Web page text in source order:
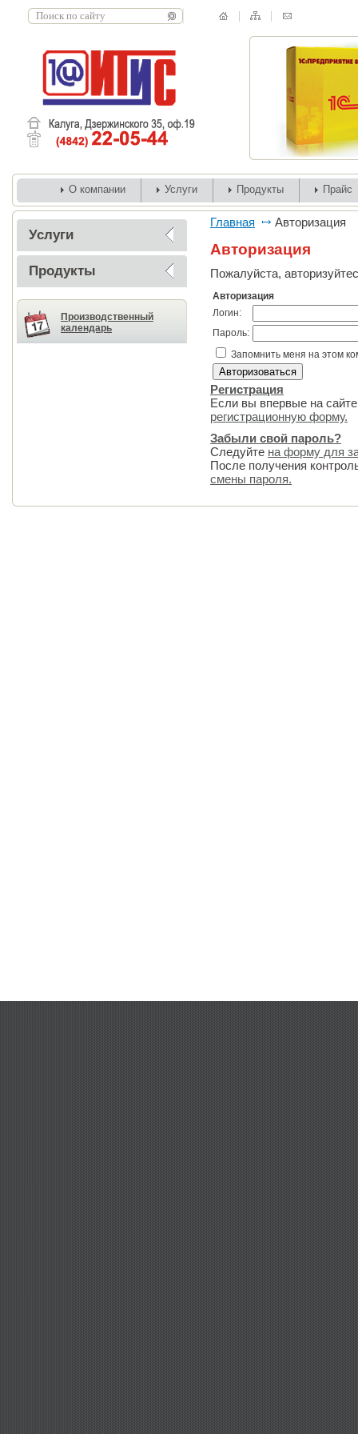
О компании Услуги Продукты Прайс
Услуги
Продукты
Производственный
календарь
Главная Авторизация
Авторизация
Пожалуйста,
Авторизация
Логин:
Пароль:
Запомнить меня на этом
Регистрация
Если вы впервые на
регистрационную форму.
Забыли свой пароль?
Следуйте на форму для
После получения
смены пароля.